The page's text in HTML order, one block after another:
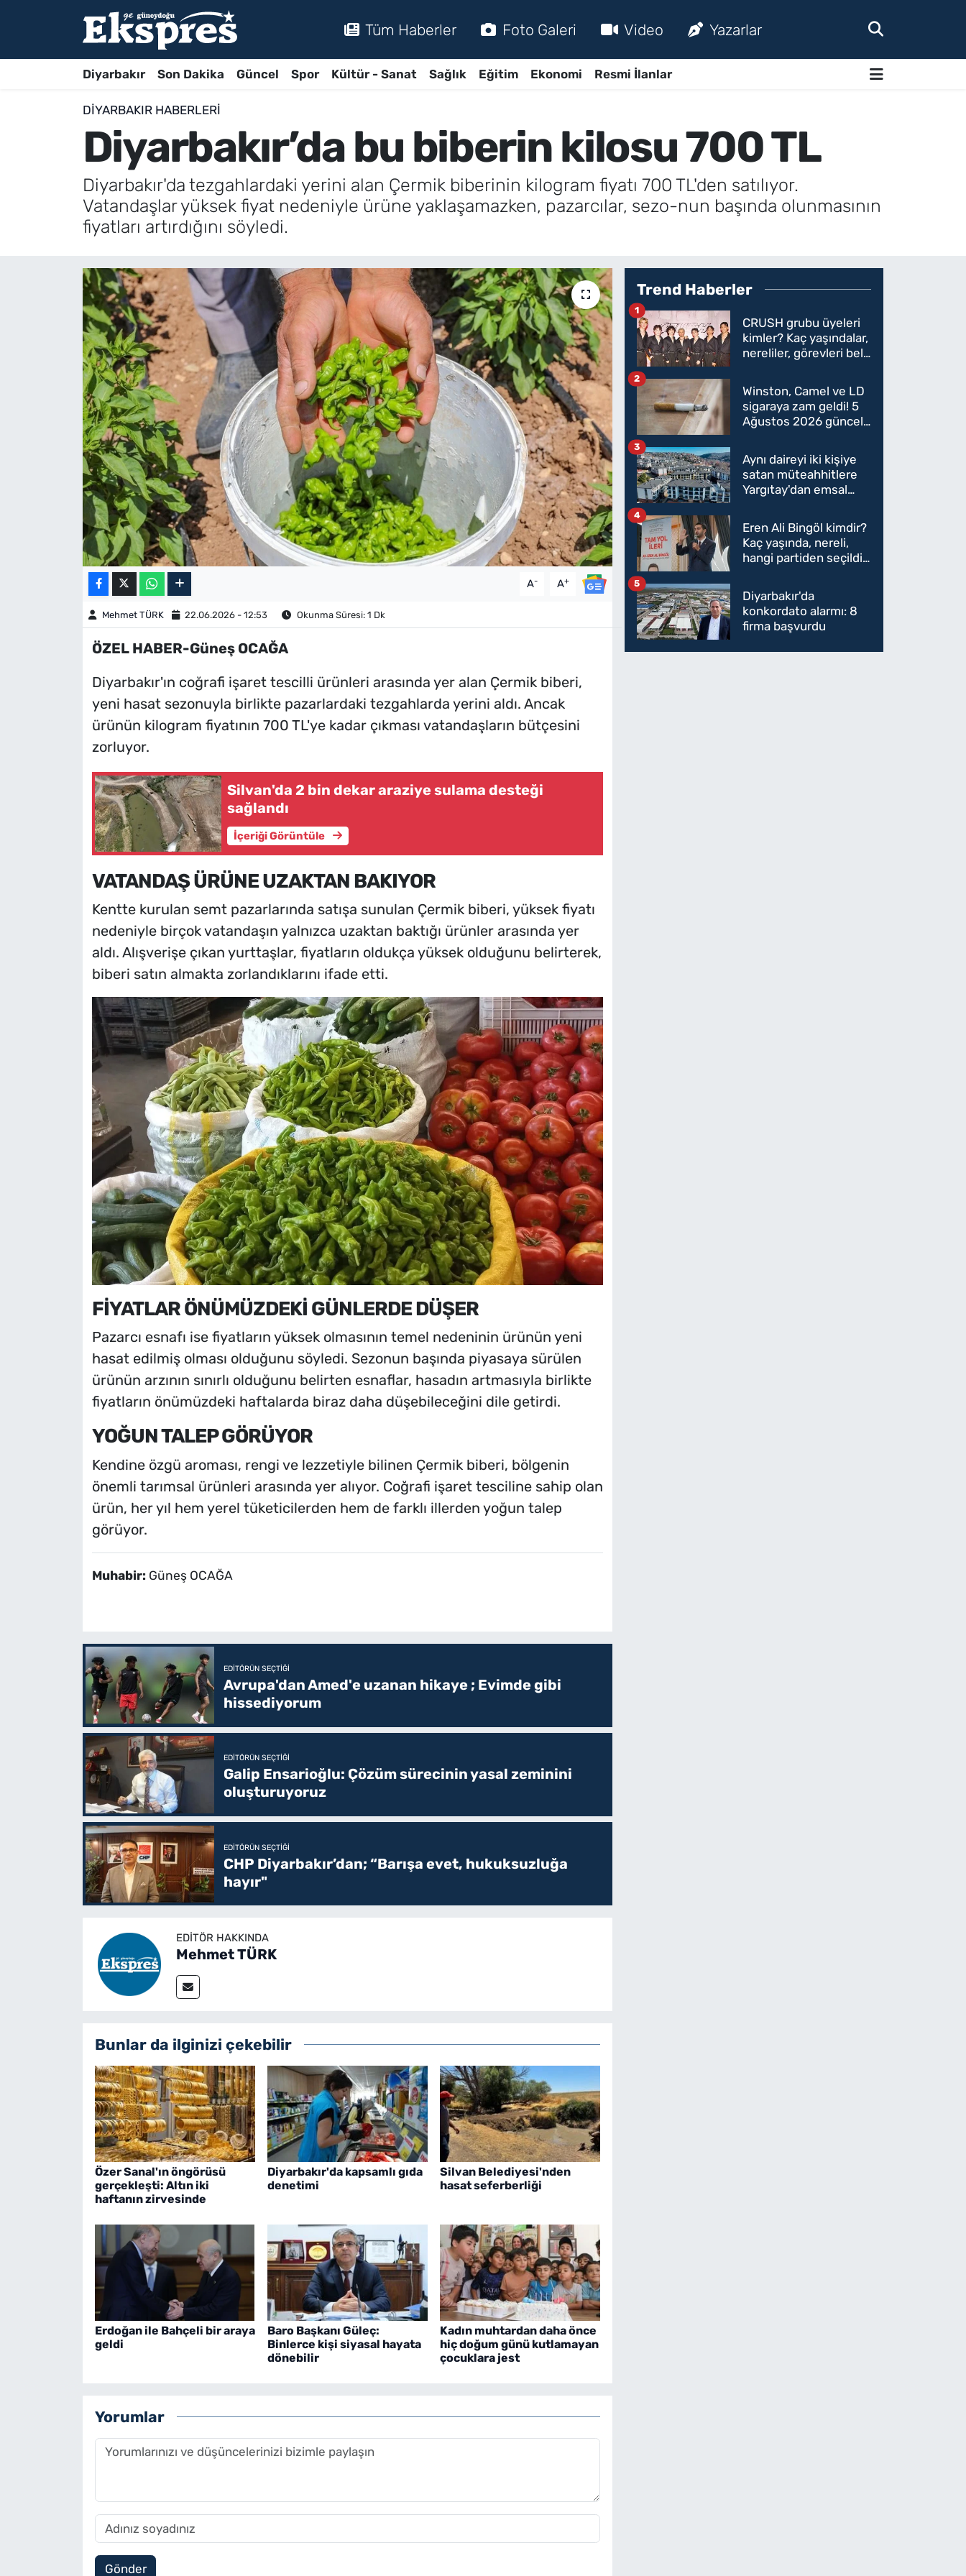
Tüm Haberler Foto Galeri Video Yazarlar
Diyarbakır Son Dakika Güncel Spor Kültür - Sanat Sağlık Eğitim Ekonomi Resmi İlanlar
DIYARBAKIR HABERLERI
Diyarbakır’da bu biberin kilosu 700 TL
Diyarbakır'da tezgahlardaki yerini alan Çermik biberinin kilogram fiyatı 700 TL'den satılıyor.
Vatandaşlar yüksek fiyat nedeniyle ürüne yaklaşamazken, pazarcılar, sezo-nun başında olunmasının
fiyatları artırdığını söyledi.
A- A+
Mehmet TÜRK 22.06.2026 - 12:53 Okunma Süresi: 1 Dk
ÖZEL HABER-Güneş OCAĞA
Diyarbakır'ın coğrafi işaret tescilli ürünleri arasında yer alan Çermik biberi,
yeni hasat sezonuyla birlikte pazarlardaki tezgahlarda yerini aldı. Ancak
ürünün kilogram fiyatının 700 TL'ye kadar çıkması vatandaşların bütçesini
zorluyor.
Silvan'da 2 bin dekar araziye sulama desteği
sağlandı
İçeriği Görüntüle
VATANDAŞ ÜRÜNE UZAKTAN BAKIYOR
Kentte kurulan semt pazarlarında satışa sunulan Çermik biberi, yüksek fiyatı
nedeniyle birçok vatandaşın yalnızca uzaktan baktığı ürünler arasında yer
aldı. Alışverişe çıkan yurttaşlar, fiyatların oldukça yüksek olduğunu belirterek,
biberi satın almakta zorlandıklarını ifade etti.
FİYATLAR ÖNÜMÜZDEKİ GÜNLERDE DÜŞER
Pazarcı esnafı ise fiyatların yüksek olmasının temel nedeninin ürünün yeni
hasat edilmiş olması olduğunu söyledi. Sezonun başında piyasaya sürülen
ürünün arzının sınırlı olduğunu belirten esnaflar, hasadın artmasıyla birlikte
fiyatların önümüzdeki haftalarda biraz daha düşebileceğini dile getirdi.
YOĞUN TALEP GÖRÜYOR
Kendine özgü aroması, rengi ve lezzetiyle bilinen Çermik biberi, bölgenin
önemli tarımsal ürünleri arasında yer alıyor. Coğrafi işaret tesciline sahip olan
ürün, her yıl hem yerel tüketicilerden hem de farklı illerden yoğun talep
görüyor.
Muhabir: Güneş OCAĞA
EDITÖRÜN SEÇTIĞI
Avrupa'dan Amed'e uzanan hikaye ; Evimde gibi
hissediyorum
EDITÖRÜN SEÇTIĞI
Galip Ensarioğlu: Çözüm sürecinin yasal zeminini
oluşturuyoruz
EDITÖRÜN SEÇTIĞI
CHP Diyarbakır’dan; “Barışa evet, hukuksuzluğa
hayır"
EDITÖR HAKKINDA
Mehmet TÜRK
Bunlar da ilginizi çekebilir
Özer Sanal'ın öngörüsü
gerçekleşti: Altın iki
haftanın zirvesinde
Diyarbakır'da kapsamlı gıda
denetimi
Silvan Belediyesi'nden
hasat seferberliği
Erdoğan ile Bahçeli bir araya
geldi
Baro Başkanı Güleç:
Binlerce kişi siyasal hayata
dönebilir
Kadın muhtardan daha önce
hiç doğum günü kutlamayan
çocuklara jest
Yorumlar
Gönder
Trend Haberler
CRUSH grubu üyeleri
kimler? Kaç yaşındalar,
nereliler, görevleri belli
1
Winston, Camel ve LD
sigaraya zam geldi! 5
Ağustos 2026 güncel
oldu
2
Aynı daireyi iki kişiye
satan müteahhitlere
Yargıtay'dan emsal
3
Eren Ali Bingöl kimdir?
Kaç yaşında, nereli,
hangi partiden seçildi?
Parti'ye mi geçecek?
4
Diyarbakır'da
konkordato alarmı: 8
firma başvurdu
5